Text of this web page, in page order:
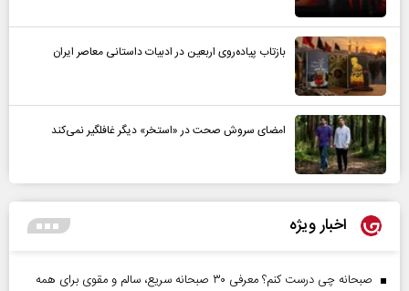
بازتاب پیاده‌روی اربعین در ادبیات داستانی معاصر ایران
امضای سروش صحت در «استخر» دیگر غافلگیر نمی‌کند
اخبار ویژه
صبحانه چی درست کنم؟ معرفی ۳۰ صبحانه سریع، سالم و مقوی برای همه